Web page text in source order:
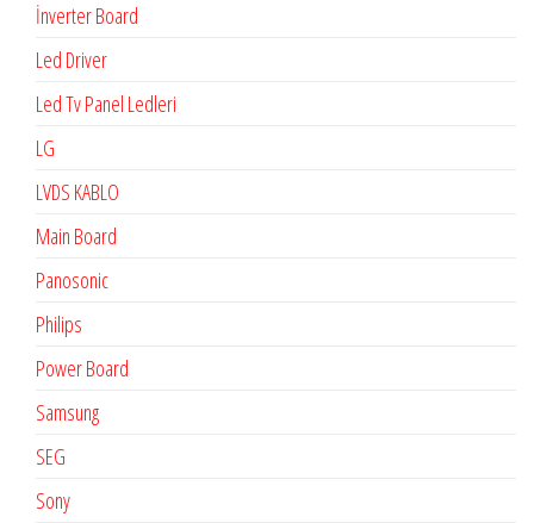
İnverter Board
Led Driver
Led Tv Panel Ledleri
LG
LVDS KABLO
Main Board
Panosonic
Philips
Power Board
Samsung
SEG
Sony